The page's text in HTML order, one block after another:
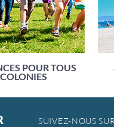
POUR TOUS
COLONIES
SUIVEZ-NOUS SUR